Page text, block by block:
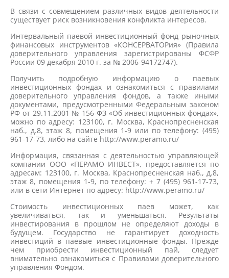
В связи с совмещением различных видов деятельности
существует риск возникновения конфликта интересов.
Интервальный паевой инвестиционный фонд рыночных
финансовых инструментов «КОНСЕРВАТОРия» (Правила
доверительного управления зарегистрированы ФСФР
России 09 декабря 2010 г. за № 2006-94172747).
Получить подробную информацию о паевых
инвестиционных фондах и ознакомиться с правилами
доверительного управления фондов, а также иными
документами, предусмотренными Федеральным законом
РФ от 29.11.2001 № 156-ФЗ «Об инвестиционных фондах»,
можно по адресу: 123100, г. Москва, Краснопресненская
наб., д.8, этаж 8, помещения 1-9 или по телефону: (495)
961-17-73, либо на сайте http://www.peramo.ru/
Информация, связанная с деятельностью управляющей
компании ООО «ПЕРАМО ИНВЕСТ», предоставляется по
адресам: 123100, г. Москва, Краснопресненская наб., д.8,
этаж 8, помещения 1-9, по телефону: + 7 (495) 961-17-73,
или в сети Интернет по адресу: http://www.peramo.ru/
Стоимость инвестиционных паев может, как
увеличиваться, так и уменьшаться. Результаты
инвестирования в прошлом не определяют доходы в
будущем. Государство не гарантирует доходность
инвестиций в паевые инвестиционные фонды. Прежде
чем приобрести инвестиционный пай, следует
внимательно ознакомиться с Правилами доверительного
управления Фондом.